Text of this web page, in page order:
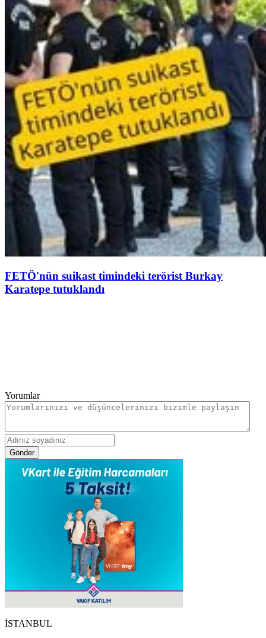
FETÖ'nün suikast timindeki terörist Burkay
Karatepe tutuklandı
Yorumlar
Gönder
İSTANBUL